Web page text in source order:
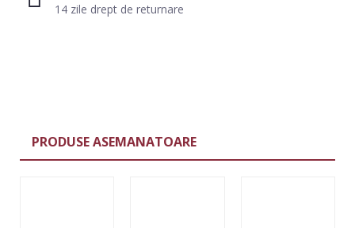
14 zile drept de returnare
PRODUSE ASEMANATOARE